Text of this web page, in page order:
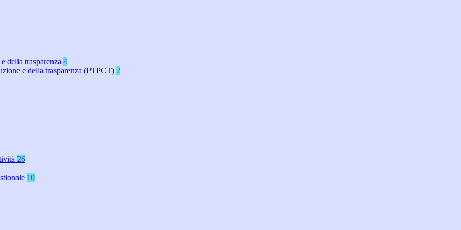
della trasparenza 4
e della trasparenza (PTPCT) 2
26
10